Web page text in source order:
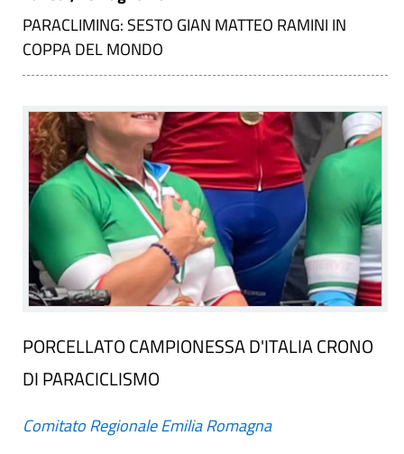
PARACLIMING: SESTO GIAN MATTEO RAMINI IN
COPPA DEL MONDO
PORCELLATO CAMPIONESSA D'ITALIA CRONO
DI PARACICLISMO
Comitato Regionale Emilia Romagna